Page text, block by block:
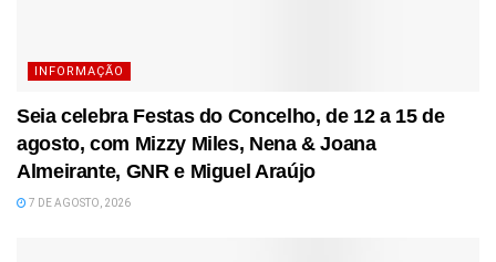
INFORMAÇÃO
Seia celebra Festas do Concelho, de 12 a 15 de
agosto, com Mizzy Miles, Nena & Joana
Almeirante, GNR e Miguel Araújo
7 DE AGOSTO, 2026